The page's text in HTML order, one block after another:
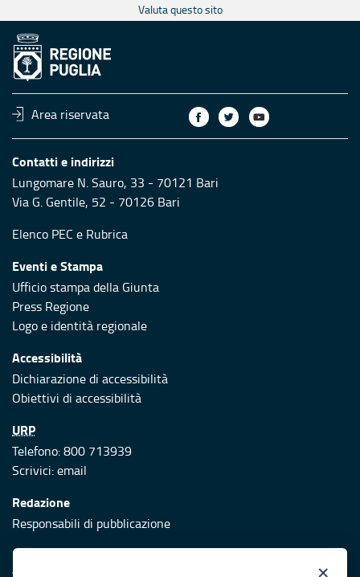
Valuta questo sito
Area riservata
Contatti e indirizzi
Lungomare N. Sauro, 33 - 70121 Bari
Via G. Gentile, 52 - 70126 Bari
Elenco PEC e Rubrica
Eventi e Stampa
Ufficio stampa della Giunta
Press Regione
Logo e identità regionale
Accessibilità
Dichiarazione di accessibilità
Obiettivi di accessibilità
URP
Telefono: 800 713939
Scrivici:email
Redazione
Responsabili di pubblicazione
Protezione civile
×